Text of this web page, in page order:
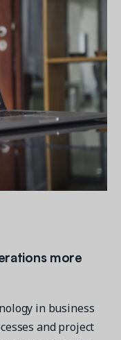
more
in business
and project